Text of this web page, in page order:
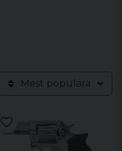
Mest populära